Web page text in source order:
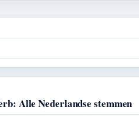
Alle Nederlandse stemmen